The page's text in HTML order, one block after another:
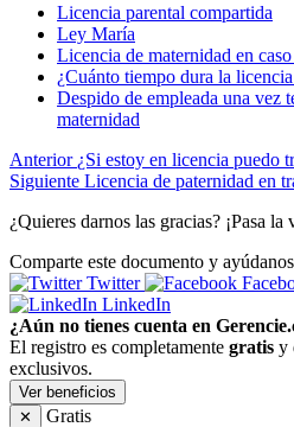
Licencia parental compartida
Ley María
Licencia de maternidad en
¿Cuánto tiempo dura la
Despido de empleada una vez
maternidad
Anterior ¿Si estoy en licencia puedo
Siguiente Licencia de paternidad en
¿Quieres darnos las gracias? ¡Pasa la
Comparte este documento y
Twitter
LinkedIn
¿Aún no tienes cuenta en
El registro es completamente gratis y
exclusivos.
Ver beneficios
✕
Gratis